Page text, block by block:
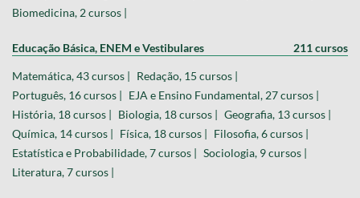
Biomedicina, 2 cursos |
Educação Básica, ENEM e Vestibulares 211 cursos
Matemática, 43 cursos | Redação, 15 cursos |
Português, 16 cursos | EJA e Ensino Fundamental, 27 cursos |
História, 18 cursos | Biologia, 18 cursos | Geografia, 13 cursos |
Química, 14 cursos | Física, 18 cursos | Filosofia, 6 cursos |
Estatística e Probabilidade, 7 cursos | Sociologia, 9 cursos |
Literatura, 7 cursos |